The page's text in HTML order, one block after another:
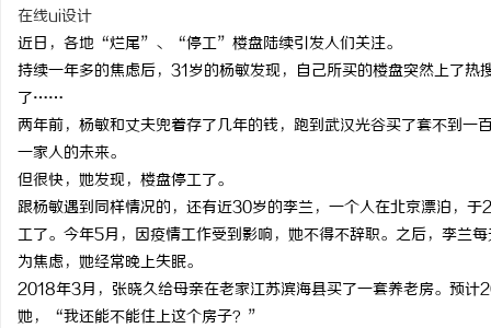
在线ui设计
近日，各地“烂尾”、“停工”楼盘陆续引发人们关注。
持续一年多的焦虑后，31岁的杨敏发现，自己所买的楼盘突然上了
了……
两年前，杨敏和丈夫兜着存了几年的钱，跑到武汉光谷买了套不到
一家人的未来。
但很快，她发现，楼盘停工了。
跟杨敏遇到同样情况的，还有近30岁的李兰，一个人在北京漂泊，
工了。今年5月，因疫情工作受到影响，她不得不辞职。之后，李兰
为焦虑，她经常晚上失眠。
2018年3月，张晓久给母亲在老家江苏滨海县买了一套养老房。预
她，“我还能不能住上这个房子？”